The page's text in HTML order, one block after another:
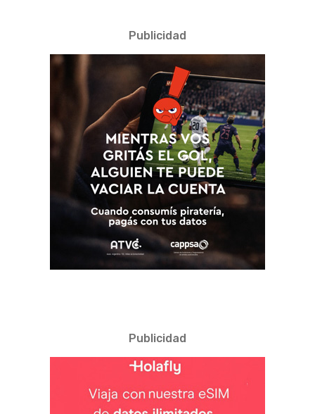
Publicidad
Publicidad